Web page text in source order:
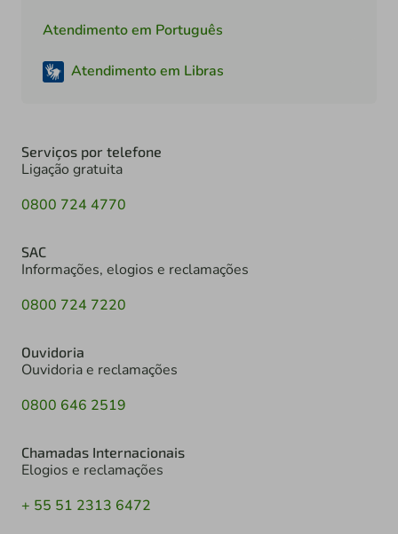
Atendimento em Português
Atendimento em Libras
Serviços por telefone
Ligação gratuita
0800 724 4770
SAC
Informações, elogios e reclamações
0800 724 7220
Ouvidoria
Ouvidoria e reclamações
0800 646 2519
Chamadas Internacionais
Elogios e reclamações
+ 55 51 2313 6472